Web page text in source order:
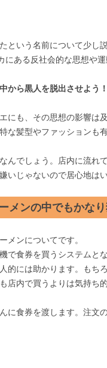
という名前について少し
ある反社会的な思想や運
から黒人を脱出させよう！
にも、その思想の影響は
な髪型やファッションも有
んでしょう。店内に流れ
いじゃないので居心地は
メンの中でもかな
メンについてです。
で食券を買うシステムと
的には助かります。もち
店内で買うよりは気持ち
に食券を渡します。注文